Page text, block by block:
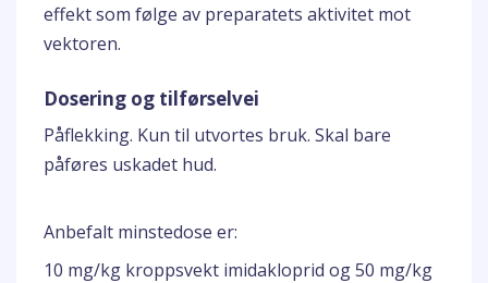
effekt som følge av preparatets aktivitet mot
vektoren.
Dosering og tilførselvei
Påflekking. Kun til utvortes bruk. Skal bare
påføres uskadet hud.
Anbefalt minstedose er:
10 mg/kg kroppsvekt imidakloprid og 50 mg/kg